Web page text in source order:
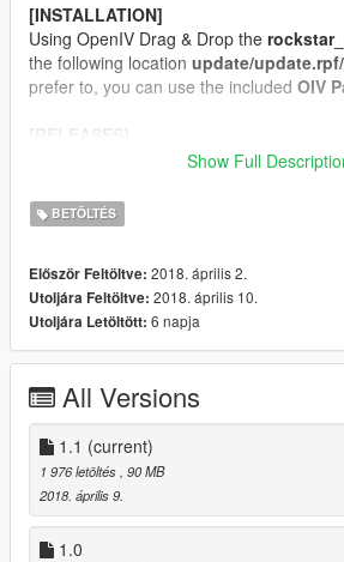
[INSTALLATION]
Using OpenIV Drag & Drop the
the following location update/
prefer to, you can use the included OIV
Show Full
BETÖLTÉS
Először Feltöltve: 2018. április 2.
Utoljára Feltöltve: 2018. április 10.
Utoljára Letöltött: 6 napja
All Versions
1.1 (current)
1 976 letöltés , 90 MB
2018. április 9.
1.0